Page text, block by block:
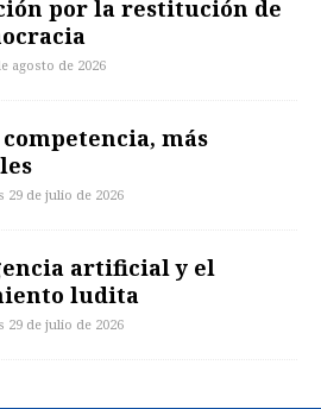
por la restitución de
agosto de 2026
más
29 de julio de 2026
artificial y el
ludita
29 de julio de 2026